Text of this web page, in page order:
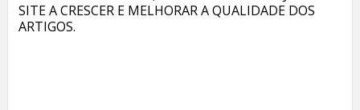
SITE A CRESCER E MELHORAR A QUALIDADE DOS
ARTIGOS.